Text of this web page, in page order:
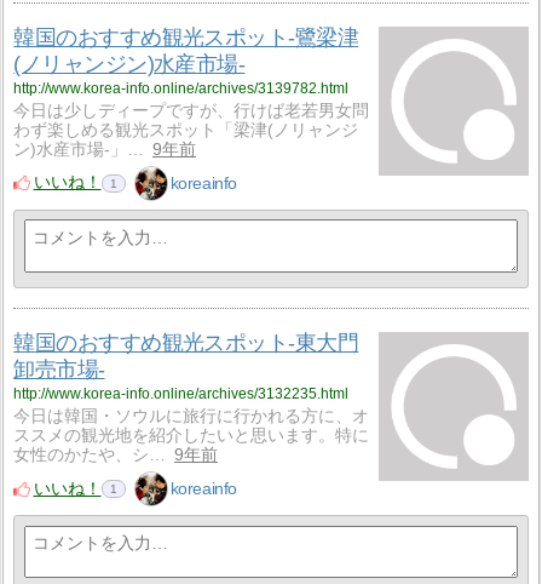
韓国のおすすめ観光スポット-鷺梁津
(ノリャンジン)水産市場-
http://www.korea-info.online/archives/3139782.html
今日は少しディープですが、行けば老若男女問
わず楽しめる観光スポット「梁津(ノリャンジ
ン)水産市場-」…
9年前
いいね！
1 koreainfo
韓国のおすすめ観光スポット-東大門
卸売市場-
http://www.korea-info.online/archives/3132235.html
今日は韓国・ソウルに旅行に行かれる方に、オ
ススメの観光地を紹介したいと思います。特に
女性のかたや、シ…
9年前
いいね！
1 koreainfo